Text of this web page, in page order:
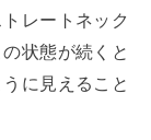
レートネック
状態が続くと
に見えること